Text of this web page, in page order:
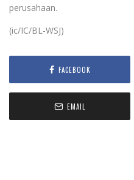
perusahaan.
(ic/IC/BL-WSJ)
FACEBOOK
EMAIL